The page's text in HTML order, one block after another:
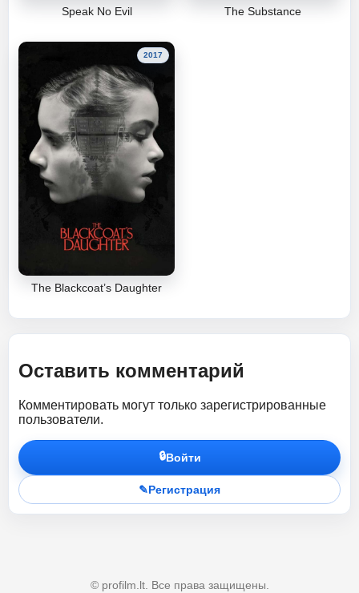
Speak No Evil The Substance
2017
The Blackcoat’s Daughter
Оставить комментарий
Комментировать могут только зарегистрированные
пользователи.
🔒Войти
✎Регистрация
© profilm.lt. Все права защищены.